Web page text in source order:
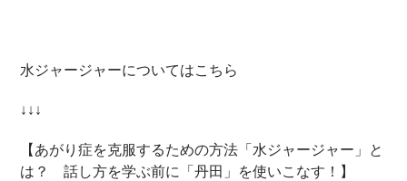
水ジャージャーについてはこちら
↓↓↓
【あがり症を克服するための方法「水ジャージャー」と
は？ 話し方を学ぶ前に「丹田」を使いこなす！】